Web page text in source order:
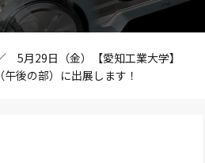
5月29日（金）【愛知工業大学】
後の部）に出展します！